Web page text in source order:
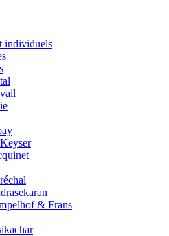
individuels
& Frans